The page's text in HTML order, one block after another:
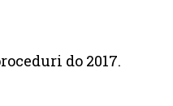
do 2017.